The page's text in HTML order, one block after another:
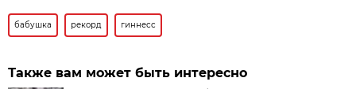
бабушка рекорд гиннесс
Также вам может быть интересно